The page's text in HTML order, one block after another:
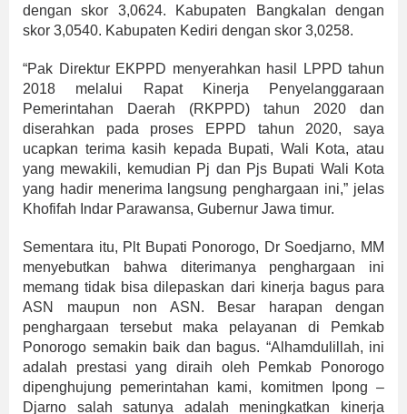
dengan skor 3,0624. Kabupaten Bangkalan dengan
skor 3,0540. Kabupaten Kediri dengan skor 3,0258.
“Pak Direktur EKPPD menyerahkan hasil LPPD tahun
2018 melalui Rapat Kinerja Penyelanggaraan
Pemerintahan Daerah (RKPPD) tahun 2020 dan
diserahkan pada proses EPPD tahun 2020, saya
ucapkan terima kasih kepada Bupati, Wali Kota, atau
yang mewakili, kemudian Pj dan Pjs Bupati Wali Kota
yang hadir menerima langsung penghargaan ini,” jelas
Khofifah Indar Parawansa, Gubernur Jawa timur.
Sementara itu, Plt Bupati Ponorogo, Dr Soedjarno, MM
menyebutkan bahwa diterimanya penghargaan ini
memang tidak bisa dilepaskan dari kinerja bagus para
ASN maupun non ASN. Besar harapan dengan
penghargaan tersebut maka pelayanan di Pemkab
Ponorogo semakin baik dan bagus. “Alhamdulillah, ini
adalah prestasi yang diraih oleh Pemkab Ponorogo
dipenghujung pemerintahan kami, komitmen Ipong –
Djarno salah satunya adalah meningkatkan kinerja